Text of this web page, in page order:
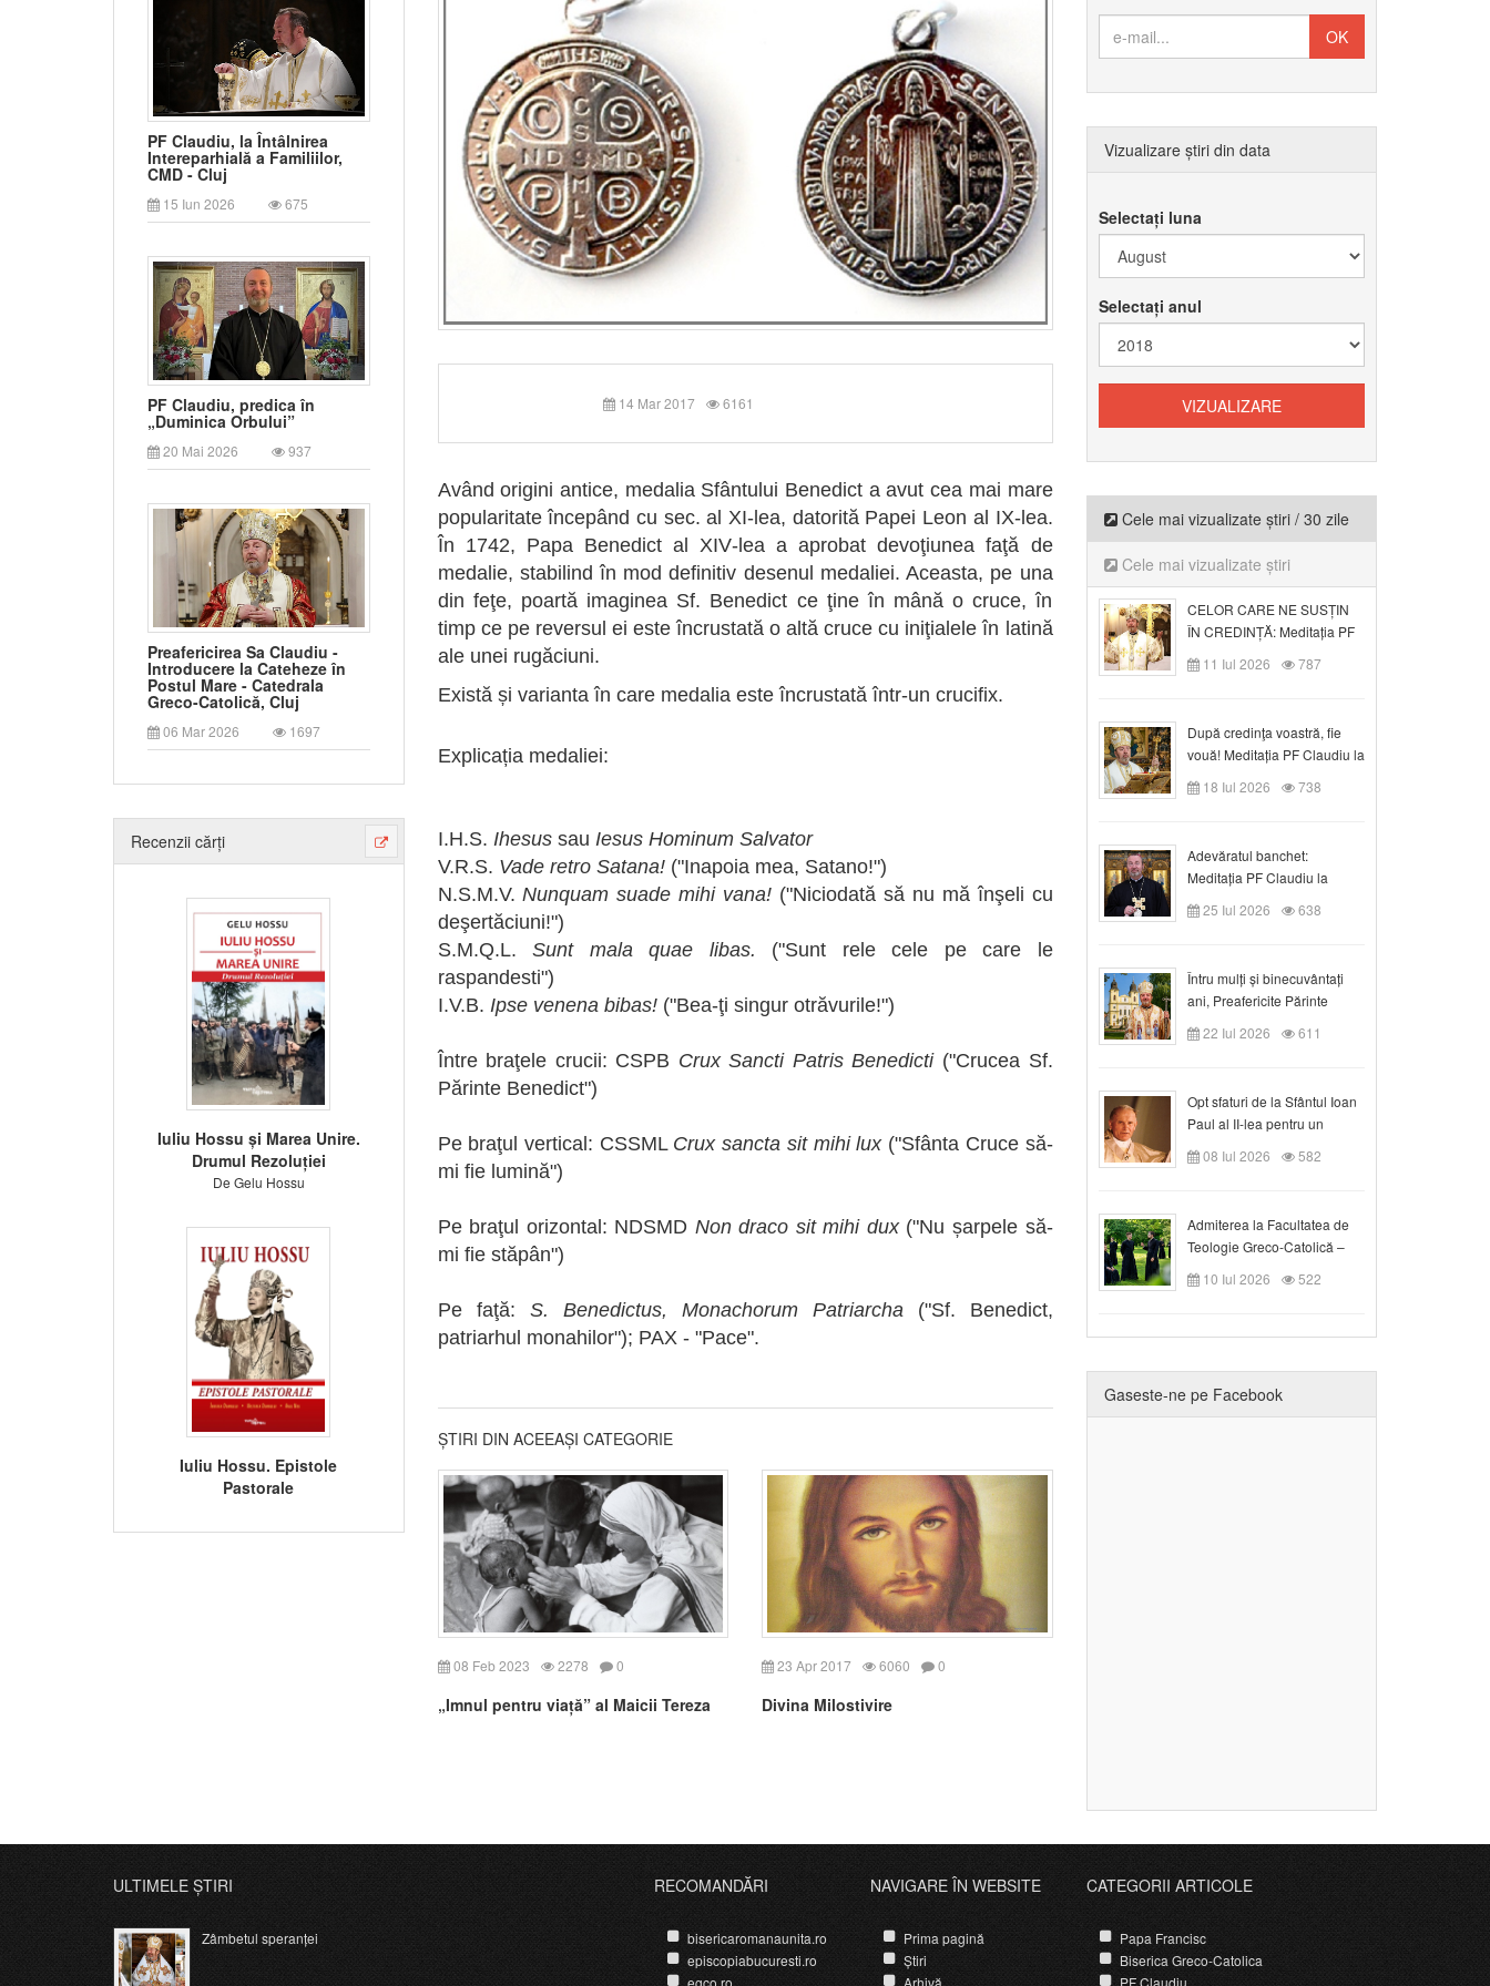
PF Claudiu, la Întâlnirea
Intereparhială a Familiilor,
CMD - Cluj
15 Iun 2026 675
PF Claudiu, predica în
„Duminica Orbului”
20 Mai 2026 937
Preafericirea Sa Claudiu -
Introducere la Cateheze în
Postul Mare - Catedrala
Greco-Catolică, Cluj
06 Mar 2026 1697
Recenzii cărți
Iuliu Hossu și Marea Unire.
Drumul Rezoluției
De Gelu Hossu
Iuliu Hossu. Epistole
Pastorale
14 Mar 2017 6161
Având origini antice, medalia Sfântului Benedict a avut cea mai mare
popularitate începând cu sec. al XI-lea, datorită Papei Leon al IX-lea.
În 1742, Papa Benedict al XIV-lea a aprobat devoţiunea faţă de
medalie, stabilind în mod definitiv desenul medaliei. Aceasta, pe una
din feţe, poartă imaginea Sf. Benedict ce ţine în mână o cruce, în
timp ce pe reversul ei este încrustată o altă cruce cu iniţialele în latină
ale unei rugăciuni.
Există și varianta în care medalia este încrustată într-un crucifix.
Explicația medaliei:
I.H.S. Ihesussau Iesus Hominum Salvator
V.R.S. Vade retro Satana!("Inapoia mea, Satano!")
N.S.M.V.Nunquam suade mihi vana! ("Niciodată să nu mă înşeli cu
deşertăciuni!")
S.M.Q.L. Sunt mala quae libas. ("Sunt rele cele pe care le
raspandesti")
I.V.B. Ipse venena bibas!("Bea-ţi singur otrăvurile!")
Între braţele crucii: CSPB Crux Sancti Patris Benedicti("Crucea Sf.
Părinte Benedict")
Pe braţul vertical: CSSML Crux sancta sit mihi lux("Sfânta Cruce să-
mi fie lumină")
Pe braţul orizontal: NDSMD Non draco sit mihi dux("Nu șarpele să-
mi fie stăpân")
Pe faţă: S. Benedictus, Monachorum Patriarcha ("Sf. Benedict,
patriarhul monahilor"); PAX - "Pace".
ȘTIRI DIN ACEEAȘI CATEGORIE
08 Feb 2023 2278 0
„Imnul pentru viață” al Maicii Tereza
23 Apr 2017 6060 0
Divina Milostivire
Vizualizare știri din data
Selectați luna
Selectați anul
Cele mai vizualizate știri / 30 zile
Cele mai vizualizate știri
CELOR CARE NE SUSȚIN
ÎN CREDINȚĂ: Meditația PF
Claudiu la Duminica a VI-a
după Rusalii
11 Iul 2026 787
După credinţa voastră, fie
vouă! Meditația PF Claudiu la
duminica a VII-a după Rusalii
18 Iul 2026 738
Adevăratul banchet:
Meditația PF Claudiu la
Duminica a VIII-a după
Rusalii
25 Iul 2026 638
Întru mulți și binecuvântați
ani, Preafericite Părinte
Claudiu!
22 Iul 2026 611
Opt sfaturi de la Sfântul Ioan
Paul al II-lea pentru un
creștin
08 Iul 2026 582
Admiterea la Facultatea de
Teologie Greco-Catolică –
Departamentul Blaj în anul
universitar 2026/2027
10 Iul 2026 522
Gaseste-ne pe Facebook
ULTIMELE ȘTIRI
Zâmbetul speranței
RECOMANDĂRI
bisericaromanaunita.ro
episcopiabucuresti.ro
egco.ro
NAVIGARE ÎN WEBSITE
Prima pagină
Știri
Arhivă
CATEGORII ARTICOLE
Papa Francisc
Biserica Greco-Catolica
PF Claudiu